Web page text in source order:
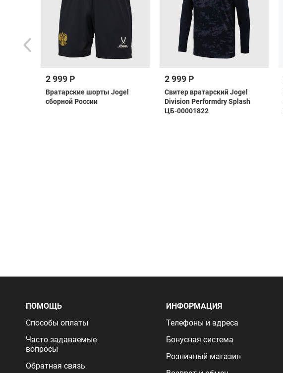
2 999 Р
Вратарские шорты Jogel
сборной России
2 999 Р
Свитер вратарский Jogel
Division Performdry Splash
ЦБ-00001822
ПОМОЩЬ
Способы оплаты
Часто задаваемые
вопросы
Обратная связь
ИНФОРМАЦИЯ
Телефоны и адреса
Бонусная система
Розничный магазин